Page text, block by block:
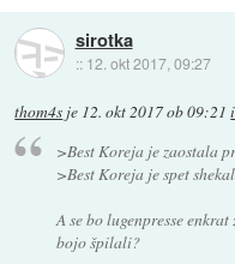
sirotka
:: 12. okt 2017, 09:27
thom4s je 12. okt 2017 ob 09:21
>Best Koreja je zaostala
>Best Koreja je spet
A se bo lugenpresse
bojo špilali?